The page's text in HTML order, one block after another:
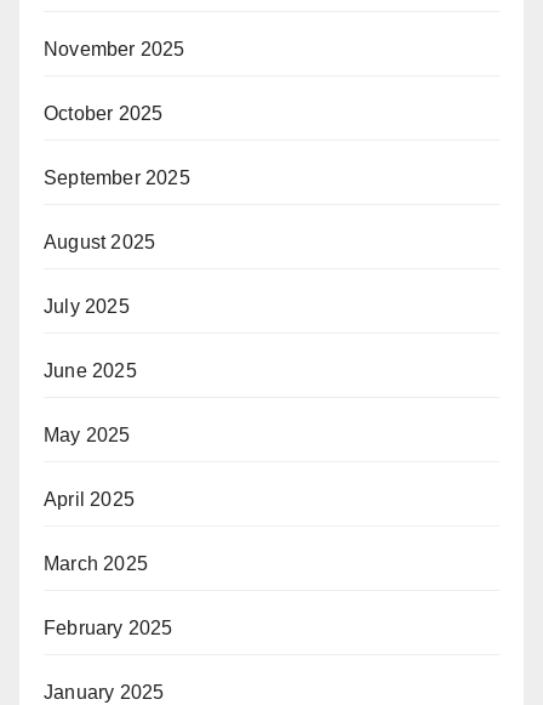
November 2025
October 2025
September 2025
August 2025
July 2025
June 2025
May 2025
April 2025
March 2025
February 2025
January 2025